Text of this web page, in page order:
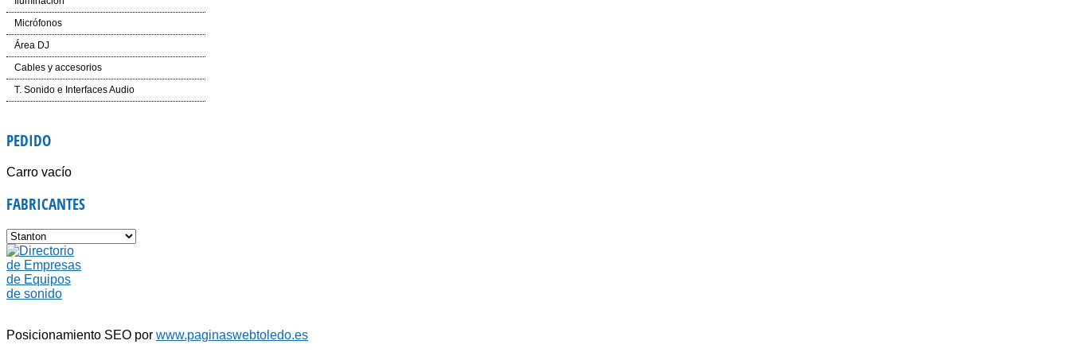
Etapas de potencia y amplificadores
Dinámica
Auriculares
Efectos LED
Cabezas LED
Controladores
Micrófonos
Inalámbricos
Conferencias e Instalación
Voz e Instrumentos
Área DJ
CD´S
Mesas de Mezcla
Giradiscos
Cables y accesorios
Iluminación y corriente
T. Sonido e Interfaces Audio
PEDIDO
Carro vacío
FABRICANTES
Posicionamiento SEO por www.paginaswebtoledo.es